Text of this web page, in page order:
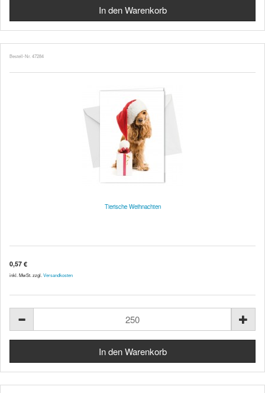
Bestell-Nr. 47284
Tierische Weihnachten
0,57 €
inkl. MwSt. zzgl. Versandkosten